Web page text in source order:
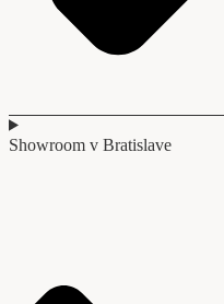
Showroom v Bratislave